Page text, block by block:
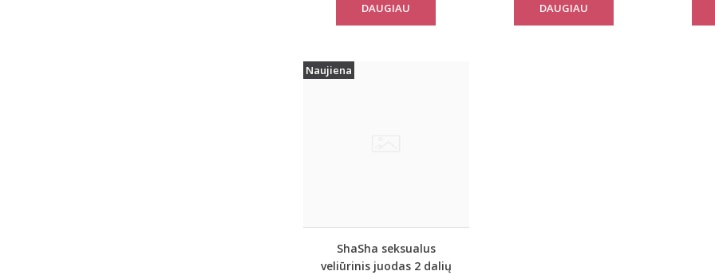
DAUGIAU DAUGIAU
Naujiena
ShaSha seksualus
veliūrinis juodas 2 dalių